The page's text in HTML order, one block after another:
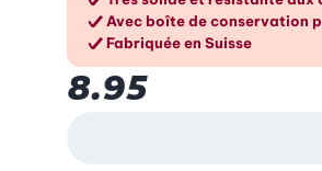
Avec boîte de conservation
Fabriquée en Suisse
8.95